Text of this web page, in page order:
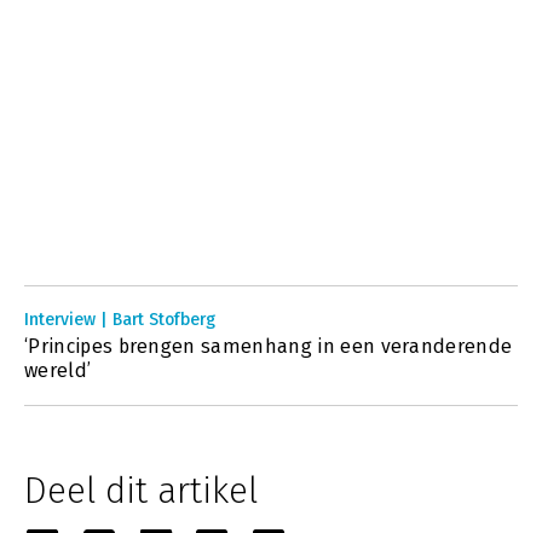
Interview | Bart Stofberg
‘Principes brengen samenhang in een veranderende
wereld’
Deel dit artikel